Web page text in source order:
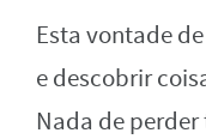
Esta vontade
e descobrir
Nada de